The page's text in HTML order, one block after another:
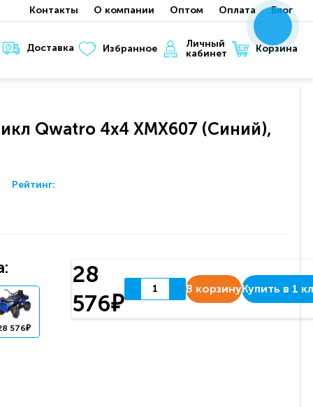
Контакты О компании Оптом Оплата Блог
Доставка Избранное
Личный
кабинет
Корзина
Qwatro 4х4 XMX607 (Синий),
Рейтинг:
576₽
28
576₽
В корзинуКупить в 1
xxx